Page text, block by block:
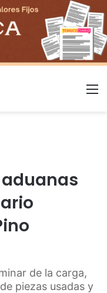
de la carga,
piezas usadas y